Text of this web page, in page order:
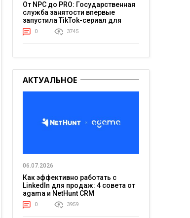
От NPC до PRO: Государственная
служба занятости впервые
запустила TikTok-сериал для
молодежи
0 3745
АКТУАЛЬНОЕ
06.07.2026
Как эффективно работать с
LinkedIn для продаж: 4 совета от
agama и NetHunt CRM
0 3959